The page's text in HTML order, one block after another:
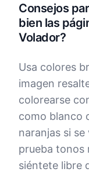
Consejos
bien las
Volador?
Usa colores
imagen
colorearse
como blanco
naranjas si
prueba tonos
siéntete libre